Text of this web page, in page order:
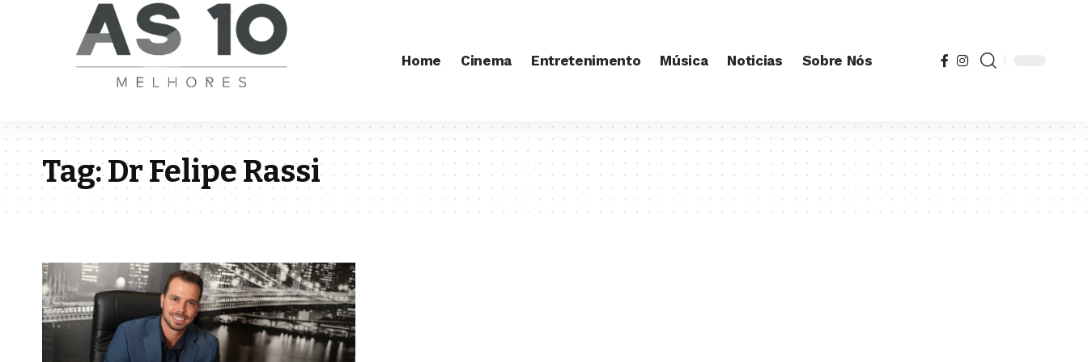
Home Cinema Entretenimento Música Noticias Sobre Nós
Tag:Dr Felipe Rassi